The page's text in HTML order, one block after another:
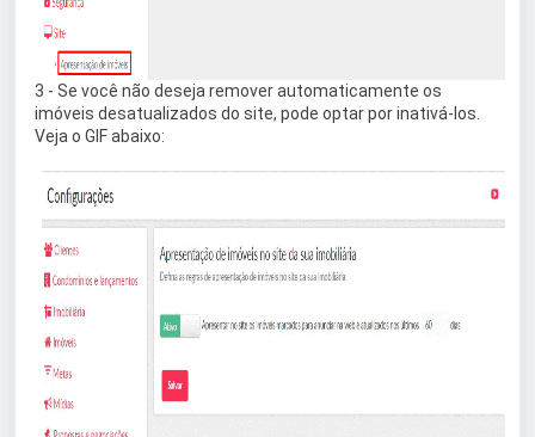
3 - Se você não deseja remover automaticamente os
imóveis desatualizados do site, pode optar por inativá-los.
Veja o GIF abaixo: